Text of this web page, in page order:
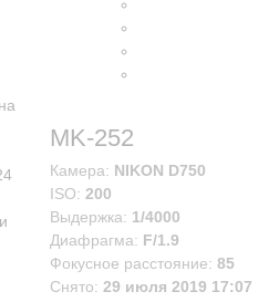
MK-252
Камера: NIKON D750
ISO: 200
Выдержка: 1/4000
Диафрагма: F/1.9
Фокусное расстояние: 85
Снято: 29 июля 2019 17:07